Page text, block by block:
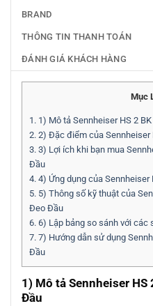
BRAND
THÔNG TIN THANH TOÁN
ĐÁNH GIÁ KHÁCH HÀNG
Mục
1. 1) Mô tả Sennheiser HS 2
2. 2) Đặc điểm của
3. 3) Lợi ích khi bạn mua
Đầu
4. 4) Ứng dụng của
5. 5) Thông số kỹ thuật của
Đeo Đầu
6. 6) Lập bảng so sánh với các
7. 7) Hướng dẫn sử dụng
Đầu
1) Mô tả Sennheiser
Đầu